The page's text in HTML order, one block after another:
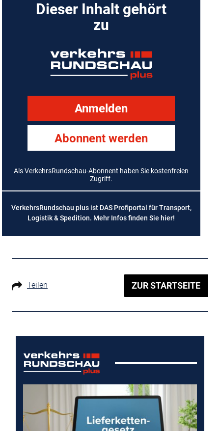
Dieser Inhalt gehört
zu
Anmelden
Abonnent werden
Als VerkehrsRundschau-Abonnent haben Sie kostenfreien
Zugriff.
VerkehrsRundschau plus ist DAS Profiportal für Transport,
Logistik & Spedition. Mehr Infos finden Sie hier!
Teilen ZUR STARTSEITE